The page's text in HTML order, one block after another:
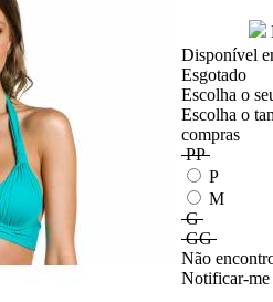
Disponível
Esgotado
Escolha o
Escolha o
compras
PP
P
M
G
GG
Não
Notificar-me